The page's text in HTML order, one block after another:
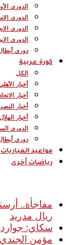
الدوري
الدوري
الدوري
الدوري
دوري أبطال
كورة عربية
الكل
أخبار
أخبار
أخبار النصر
أخبار الهلال
الدوري
دوري
مواعيد المباريات
رياضات أخرى
مفاجأة..
ريال مدريد
سكاي: